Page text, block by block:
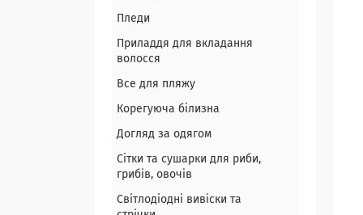
Пледи
Приладдя для вкладання
волосся
Все для пляжу
Корегуюча білизна
Догляд за одягом
Сітки та сушарки для риби,
грибів, овочів
Світлодіодні вивіски та